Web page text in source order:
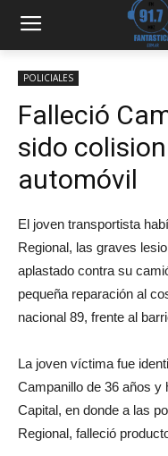
POLICIALES
Falleció
sido
automóvil
El joven transportista
Regional, las graves
aplastado contra su
pequeña reparación al
nacional 89, frente al
La joven víctima fue
Campanillo de 36 años y
Capital, en donde a las
Regional, falleció